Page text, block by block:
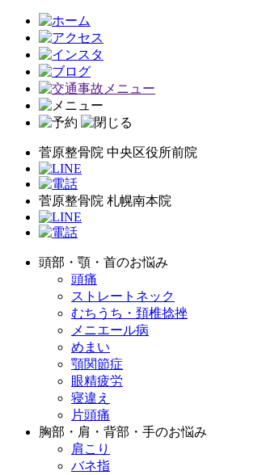
菅原整骨院 中央区役所前院
菅原整骨院 札幌南本院
頭部・顎・首のお悩み
頭痛
ストレートネック
むちうち・頚椎捻挫
メニエール病
めまい
顎関節症
眼精疲労
寝違え
片頭痛
胸部・肩・背部・手のお悩み
肩こり
バネ指